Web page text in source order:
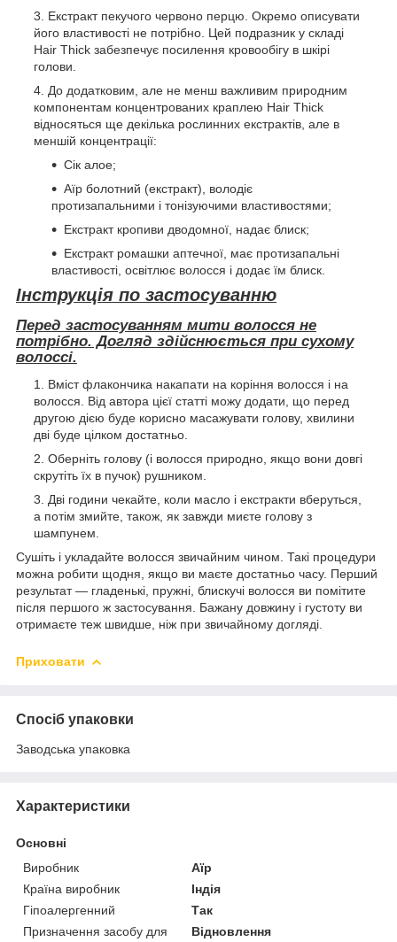
Екстракт пекучого червоно перцю. Окремо описувати
його властивості не потрібно. Цей подразник у складі
Hair Thick забезпечує посилення кровообігу в шкірі
голови.
До додатковим, але не менш важливим природним
компонентам концентрованих краплею Hair Thick
відносяться ще декілька рослинних екстрактів, але в
меншій концентрації:
Сік алое;
Аїр болотний (екстракт), володіє
протизапальними і тонізуючими властивостями;
Екстракт кропиви дводомної, надає блиск;
Екстракт ромашки аптечної, має протизапальні
властивості, освітлює волосся і додає їм блиск.
Інструкція по застосуванню
Перед застосуванням мити волосся не
потрібно. Догляд здійснюється при сухому
волоссі.
Вміст флакончика накапати на коріння волосся і на
волосся. Від автора цієї статті можу додати, що перед
другою дією буде корисно масажувати голову, хвилини
дві буде цілком достатньо.
Оберніть голову (і волосся природно, якщо вони довгі
скрутіть їх в пучок) рушником.
Дві години чекайте, коли масло і екстракти вберуться,
а потім змийте, також, як завжди миєте голову з
шампунем.
Сушіть і укладайте волосся звичайним чином. Такі процедури
можна робити щодня, якщо ви маєте достатньо часу. Перший
результат — гладенькі, пружні, блискучі волосся ви помітите
після першого ж застосування. Бажану довжину і густоту ви
отримаєте теж швидше, ніж при звичайному догляді.
Приховати
Спосіб упаковки
Заводська упаковка
Характеристики
Основні
Виробник
Аїр
Країна виробник
Індія
Гіпоалергенний
Так
Призначення засобу для
Відновлення